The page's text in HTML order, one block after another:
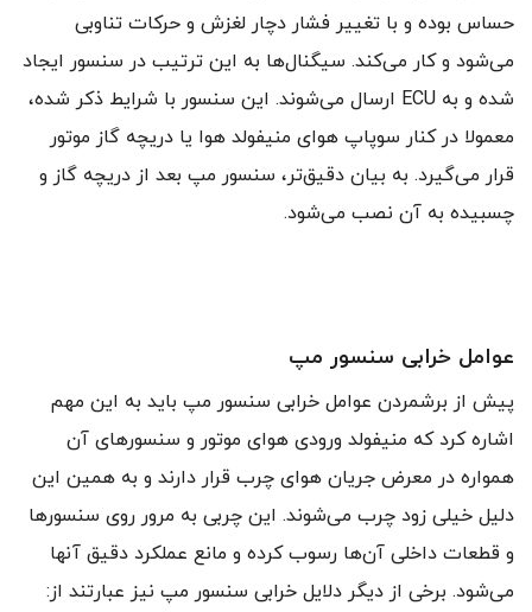
حساس بوده و با تغییر فشار دچار لغزش و حرکات تناوبی
می‌شود و کار می‌کند. سیگنال‌ها به این ترتیب در سنسور ایجاد
شده و به ECU ارسال می‌شوند. این سنسور با شرایط ذکر شده،
معمولا در کنار سوپاپ هوای منیفولد هوا یا دریچه گاز موتور
قرار می‌گیرد. به بیان دقیق‌تر، سنسور مپ بعد از دریچه گاز و
چسبیده به آن نصب می‌شود.
عوامل خرابی سنسور مپ
پیش از برشمردن عوامل خرابی سنسور مپ باید به این مهم
اشاره کرد که منیفولد ورودی هوای موتور و سنسورهای آن
همواره در معرض جریان هوای چرب قرار دارند و به همین این
دلیل خیلی زود چرب می‌شوند. این چربی به مرور روی سنسورها
و قطعات داخلی آن‌ها رسوب کرده و مانع عملکرد دقیق آنها
می‌شود. برخی از دیگر دلایل خرابی سنسور مپ نیز عبارتند از: